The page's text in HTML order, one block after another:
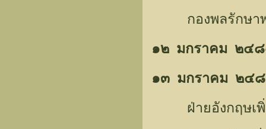
กองพลรักษาพ
๑๒ มกราคม ๒๔
๑๓ มกราคม ๒๔
ฝ่ายอังกฤษเพิ่ม